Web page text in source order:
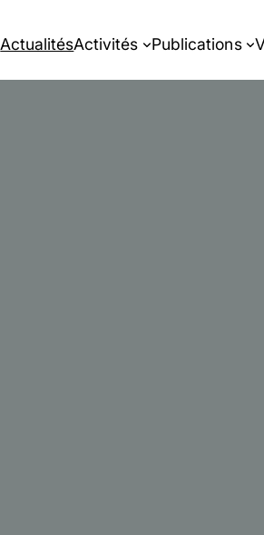
ActualitésActivités Publications